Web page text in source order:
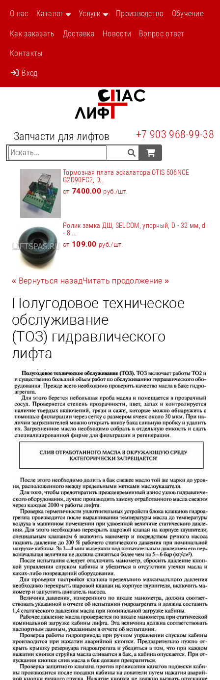
О нас Каталог Услуги Производство Обучение
Как заказать Доставка Новости Вопрос ответ
Контакты
Вход
Запчасти для лифтов +7 903 968-99-38
Тормозная плата эскалатора OTIS 506NCE
G2D90FC2, D...
от 7400.00 руб./шт.
Ролик замка ДШ, SELCOM, упорный, D - 32 мм, d
- 8 ...
от 109.00 руб./шт.
« Вернуться назадЧитать продолжение »
Полугодовое техническое
обслуживание
(ТОЗ) гидравлического
лифта